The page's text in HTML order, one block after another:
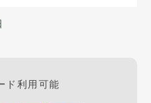
ド利用可能